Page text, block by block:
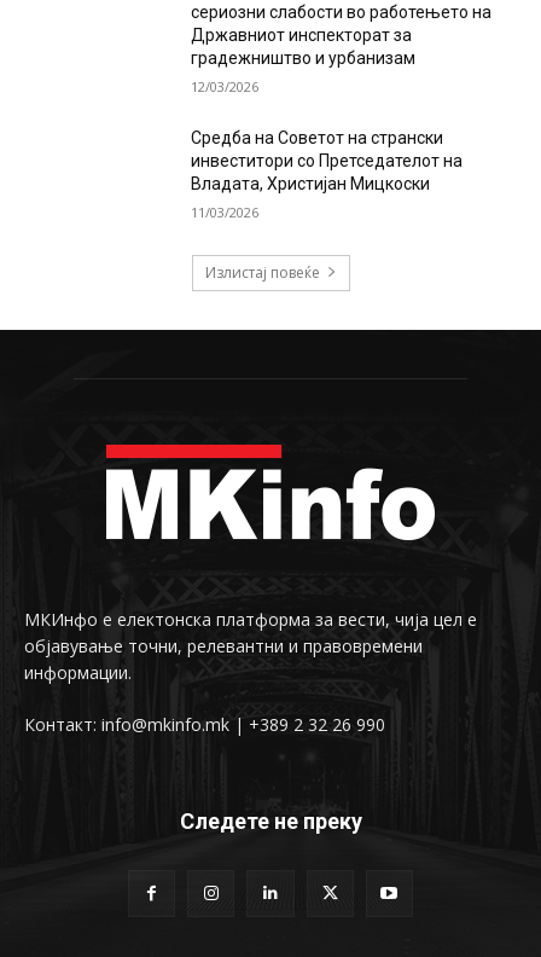
сериозни слабости во работењето на
Државниот инспекторат за
градежништво и урбанизам
12/03/2026
Средба на Советот на странски
инвеститори со Претседателот на
Владата, Христијан Мицкоски
11/03/2026
Излистај повеќе
МКИнфо е електонска платформа за вести, чија цел е
објавување точни, релевантни и правовремени
информации.
Контакт: info@mkinfo.mk | +389 2 32 26 990
Следете не преку